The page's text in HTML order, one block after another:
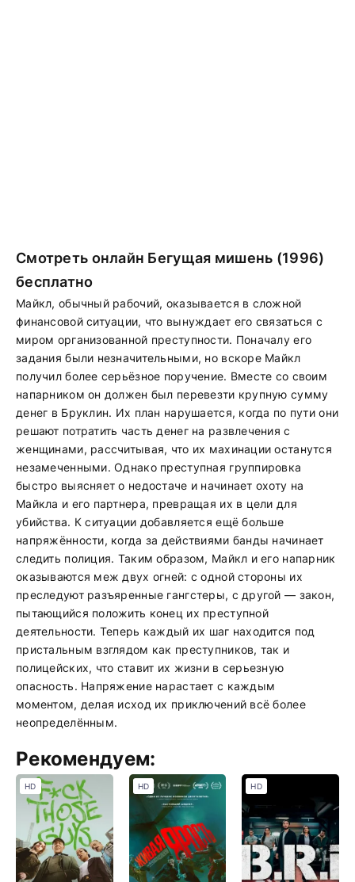
Смотреть онлайн Бегущая мишень (1996)
бесплатно
Майкл, обычный рабочий, оказывается в сложной
финансовой ситуации, что вынуждает его связаться с
миром организованной преступности. Поначалу его
задания были незначительными, но вскоре Майкл
получил более серьёзное поручение. Вместе со своим
напарником он должен был перевезти крупную сумму
денег в Бруклин. Их план нарушается, когда по пути они
решают потратить часть денег на развлечения с
женщинами, рассчитывая, что их махинации останутся
незамеченными. Однако преступная группировка
быстро выясняет о недостаче и начинает охоту на
Майкла и его партнера, превращая их в цели для
убийства. К ситуации добавляется ещё больше
напряжённости, когда за действиями банды начинает
следить полиция. Таким образом, Майкл и его напарник
оказываются меж двух огней: с одной стороны их
преследуют разъяренные гангстеры, с другой — закон,
пытающийся положить конец их преступной
деятельности. Теперь каждый их шаг находится под
пристальным взглядом как преступников, так и
полицейских, что ставит их жизни в серьезную
опасность. Напряжение нарастает с каждым
моментом, делая исход их приключений всё более
неопределённым.
Рекомендуем:
HD HD HD